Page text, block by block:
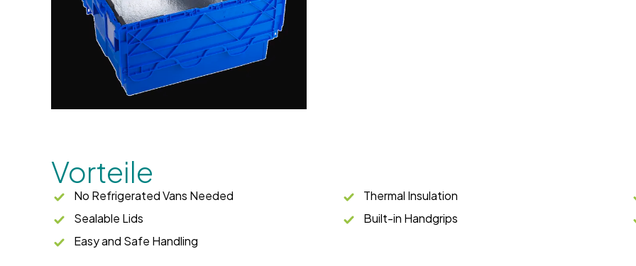
Vorteile
No Refrigerated Vans Needed
Thermal Insulation
Sealable Lids
Built-in Handgrips
Easy and Safe Handling